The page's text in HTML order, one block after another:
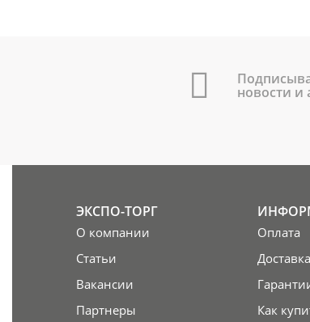
новости и
ЭКСПО-ТОРГ
О компании
Статьи
Вакансии
Партнеры
Оплата
Доставка
Как